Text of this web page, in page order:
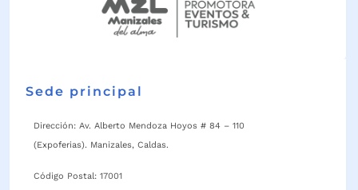
Sede principal
Dirección: Av. Alberto Mendoza Hoyos # 84 – 110
(Expoferias). Manizales, Caldas.
Código Postal: 17001